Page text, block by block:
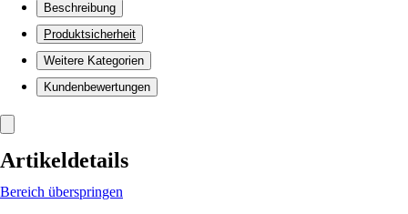
Beschreibung
Produktsicherheit
Weitere Kategorien
Kundenbewertungen
Artikeldetails
Bereich überspringen